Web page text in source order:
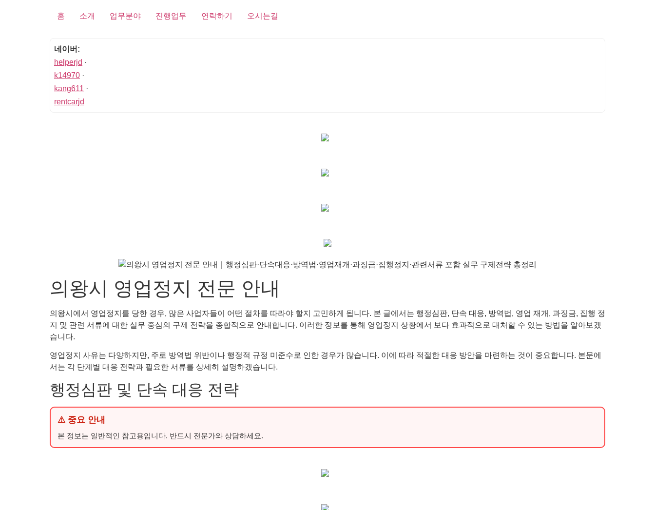
홈 소개 업무분야 진행업무 연락하기 오시는길
네이버:
helperjd ·
k14970 ·
kang611 ·
rentcarjd
의왕시 영업정지 전문 안내
의왕시에서 영업정지를 당한 경우, 많은 사업자들이 어떤 절차를 따라야 할지 고민하게 됩니다. 본 글에서는 행정심판, 단속 대응, 방역법, 영업 재개, 과징금, 집행 정
지 및 관련 서류에 대한 실무 중심의 구제 전략을 종합적으로 안내합니다. 이러한 정보를 통해 영업정지 상황에서 보다 효과적으로 대처할 수 있는 방법을 알아보겠
습니다.
영업정지 사유는 다양하지만, 주로 방역법 위반이나 행정적 규정 미준수로 인한 경우가 많습니다. 이에 따라 적절한 대응 방안을 마련하는 것이 중요합니다. 본문에
서는 각 단계별 대응 전략과 필요한 서류를 상세히 설명하겠습니다.
행정심판 및 단속 대응 전략
⚠ 중요 안내
본 정보는 일반적인 참고용입니다. 반드시 전문가와 상담하세요.